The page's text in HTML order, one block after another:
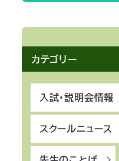
カテゴリー
入試・説明会情報
スクールニュース